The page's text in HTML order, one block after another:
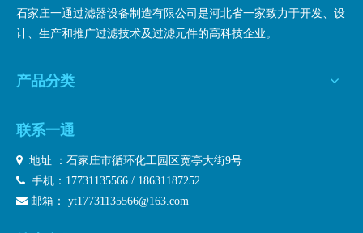
石家庄一通过滤器设备制造有限公司是河北省一家致力于开发、设
计、生产和推广过滤技术及过滤元件的高科技企业。
产品分类
联系一通
 地址 ：石家庄市循环化工园区宽亭大街9号
 手机：17731135566 / 18631187252
 邮箱： yt17731135566@163.com